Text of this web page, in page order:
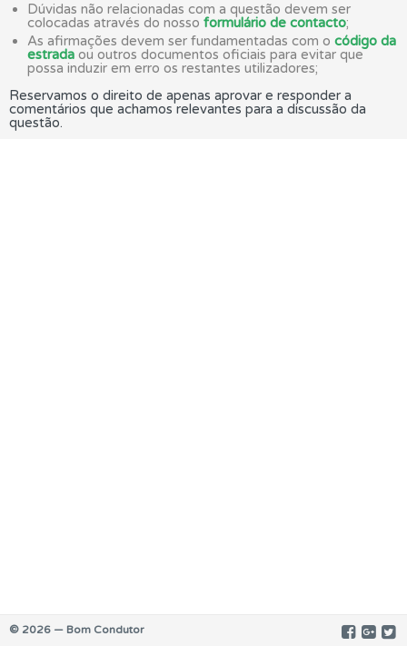
Dúvidas não relacionadas com a questão devem ser
colocadas através do nosso formulário de contacto;
As afirmações devem ser fundamentadas com o código da
estrada ou outros documentos oficiais para evitar que
possa induzir em erro os restantes utilizadores;
Reservamos o direito de apenas aprovar e responder a
comentários que achamos relevantes para a discussão da
questão.
© 2026 — Bom Condutor